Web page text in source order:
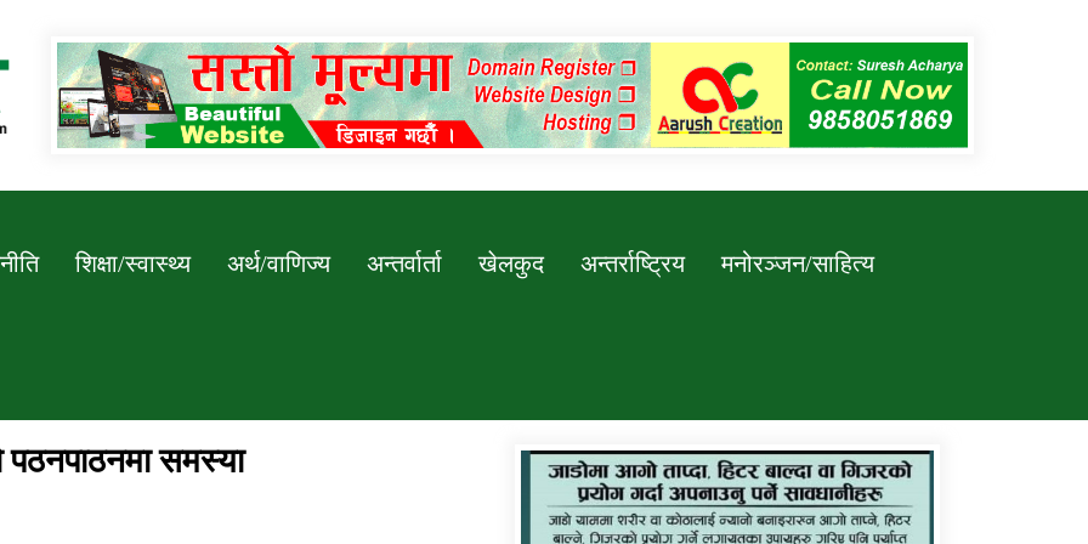
Newssarokar
शिक्षा/स्वास्थ्य अर्थ/वाणिज्य अन्तर्वार्ता खेलकुद अन्तर्राष्ट्रिय मनोरञ्जन/साहित्य
कर्णाली प्रविधि शिक्षालय जुम्लाको सुचना
पठनपाठनमा समस्या